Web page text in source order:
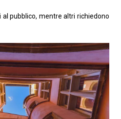
pubblico, mentre altri richiedono